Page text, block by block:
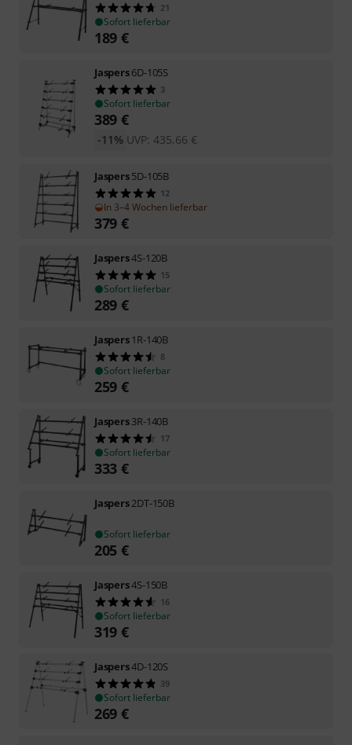
21
Sofort lieferbar
189 €
Jaspers6D-105S
3
Sofort lieferbar
389 €
UVP: 435,66 €
-11%
Jaspers5D-105B
12
In 3–4 Wochen lieferbar
379 €
Jaspers4S-120B
15
Sofort lieferbar
289 €
Jaspers1R-140B
8
Sofort lieferbar
259 €
Jaspers3R-140B
17
Sofort lieferbar
333 €
Jaspers2DT-150B
Sofort lieferbar
205 €
Jaspers4S-150B
16
Sofort lieferbar
319 €
Jaspers4D-120S
39
Sofort lieferbar
269 €